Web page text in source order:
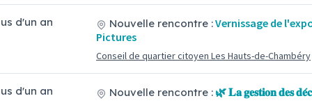
d'un an Nouvelle rencontre :Vernissage de
Pictures
Conseil de quartier citoyen Les Hauts-de-Chambéry
d'un an Nouvelle rencontre : 🌿 𝐋𝐚 𝐠𝐞𝐬𝐭𝐢𝐨𝐧 𝐝𝐞𝐬